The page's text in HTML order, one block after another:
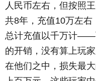
人民币左右，但按照
共8年，充值10万左右
总计充值以千万计——
的开销，没有算上玩
在他们之中，损失最